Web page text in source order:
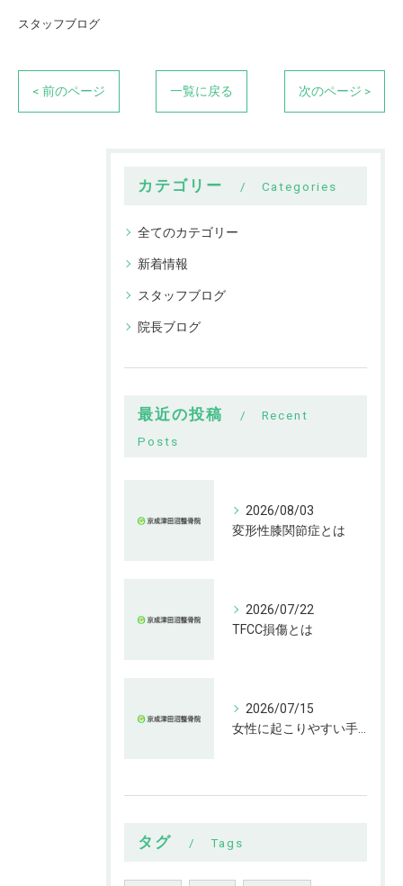
スタッフブログ
< 前のページ 一覧に戻る 次のページ >
カテゴリー Categories
全てのカテゴリー
新着情報
スタッフブログ
院長ブログ
最近の投稿
Recent
Posts
2026/08/03
変形性膝関節症とは
2026/07/22
TFCC損傷とは
2026/07/15
タグ Tags